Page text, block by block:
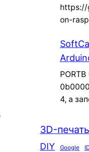
https://
on-
PORTB
4, а
3D-печать
DIY Google